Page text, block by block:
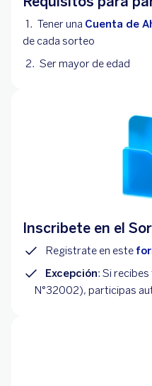
Tener una Cuenta de
de cada sorteo
Ser mayor de edad
Inscribete en el
Registrate en este
Excepción: Si
N°32002), participas